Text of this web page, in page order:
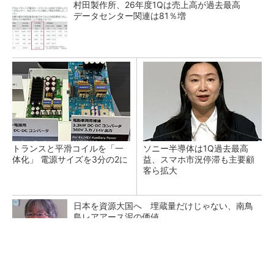
村田製作所、26年度1Qは売上高が過去最高
データセンター関連は81％増
トランスと平滑コイルを「一
体化」 電源サイズを3分の2に
ソニー半導体は1Q過去最高
益、スマホ市況停滞も主要顧
客ら拡大
日本を資源大国へ 埋蔵量だけじゃない、南鳥
島レアアース泥の価値